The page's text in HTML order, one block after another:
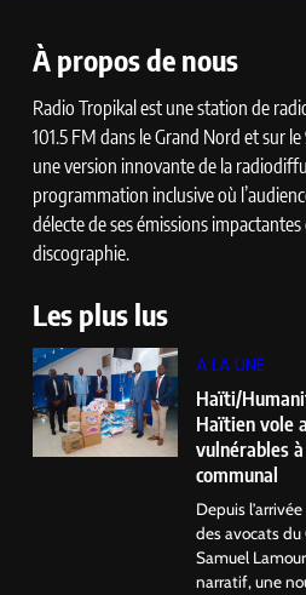
À propos de nous
Radio Tropikal est une station de
101.5 FM dans le Grand Nord et sur le
une version innovante de la
programmation inclusive où
délecte de ses émissions
discographie.
Les plus lus
A LA UNE
Haïti/
Haïtien vole
vulnérables
communal
Depuis
des avocats
Samuel
narratif, une